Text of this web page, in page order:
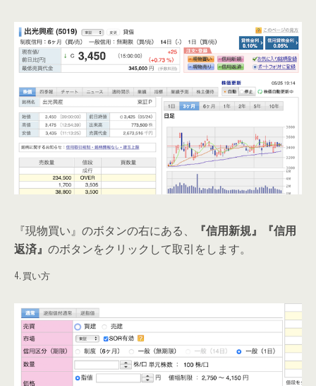
『現物買い』のボタンの右にある、
『信用新規』『信用
返済』 のボタンをクリックして取引をします。
4. 買い方